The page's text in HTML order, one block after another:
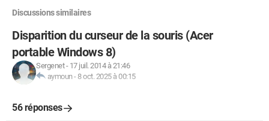
Discussions similaires
Disparition du curseur de la souris (Acer
portable Windows 8)
Sergenet- 17 juil. 2014 à 21:46
aymoun- 8 oct. 2025 à 00:15
56 réponses